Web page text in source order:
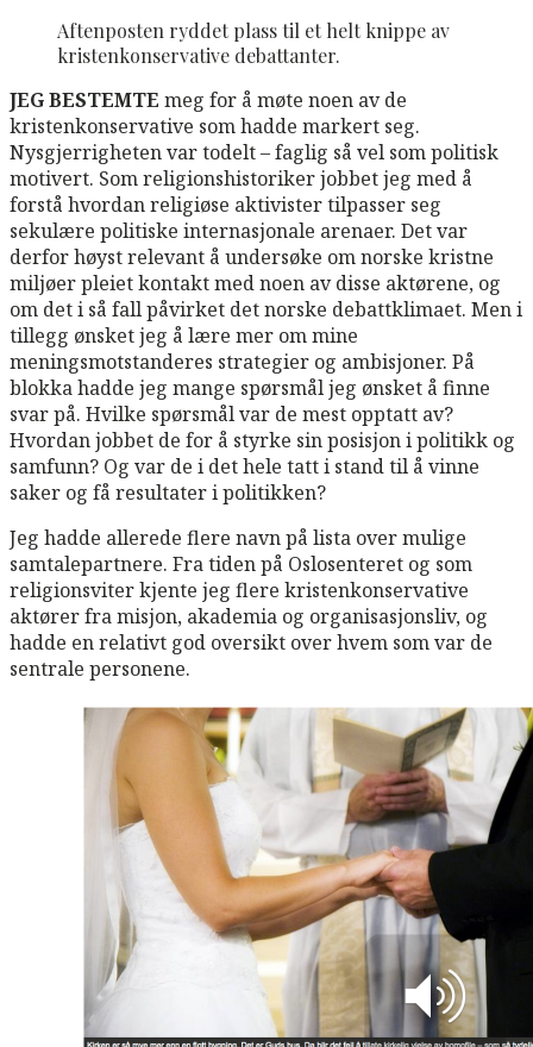
Aftenposten ryddet plass til et helt knippe av
kristenkonservative debattanter.
JEG BESTEMTE meg for å møte noen av de
kristenkonservative som hadde markert seg.
Nysgjerrigheten var todelt – faglig så vel som politisk
motivert. Som religionshistoriker jobbet jeg med å
forstå hvordan religiøse aktivister tilpasser seg
sekulære politiske internasjonale arenaer. Det var
derfor høyst relevant å undersøke om norske kristne
miljøer pleiet kontakt med noen av disse aktørene, og
om det i så fall påvirket det norske debattklimaet. Men i
tillegg ønsket jeg å lære mer om mine
meningsmotstanderes strategier og ambisjoner. På
blokka hadde jeg mange spørsmål jeg ønsket å finne
svar på. Hvilke spørsmål var de mest opptatt av?
Hvordan jobbet de for å styrke sin posisjon i politikk og
samfunn? Og var de i det hele tatt i stand til å vinne
saker og få resultater i politikken?
Jeg hadde allerede flere navn på lista over mulige
samtalepartnere. Fra tiden på Oslosenteret og som
religionsviter kjente jeg flere kristenkonservative
aktører fra misjon, akademia og organisasjonsliv, og
hadde en relativt god oversikt over hvem som var de
sentrale personene.